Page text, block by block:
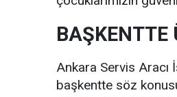
BAŞKENTTE
Ankara Servis Aracı
başkentte söz